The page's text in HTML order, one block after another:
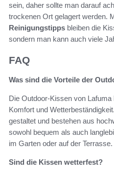
sein, daher sollte man darauf
trockenen Ort gelagert werden.
Reinigungstipps bleiben die
sondern man kann auch viele
FAQ
Was sind die Vorteile der
Die Outdoor-Kissen von
Komfort und
gestaltet und bestehen aus
sowohl bequem als auch
im Garten oder auf der Terrasse.
Sind die Kissen wetterfest?